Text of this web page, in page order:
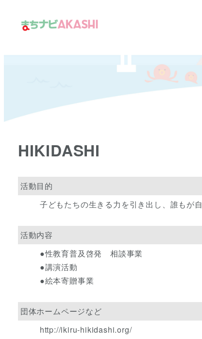
へ
HIKIDASHI
活動目的
子どもたちの生きる力を引き出し、誰もが
活動内容
●性教育普及啓発 相談事業
●講演活動
●絵本寄贈事業
団体ホームページなど
http://ikiru-hikidashi.org/